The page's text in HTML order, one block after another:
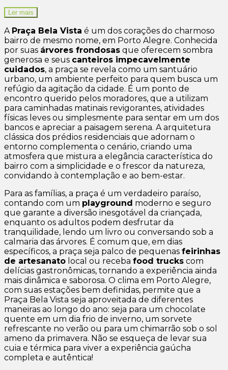
Ler mais
A Praça Bela Vista é um dos corações do charmoso
bairro de mesmo nome, em Porto Alegre. Conhecida
por suas árvores frondosas que oferecem sombra
generosa e seus canteiros impecavelmente
cuidados, a praça se revela como um santuário
urbano, um ambiente perfeito para quem busca um
refúgio da agitação da cidade. É um ponto de
encontro querido pelos moradores, que a utilizam
para caminhadas matinais revigorantes, atividades
físicas leves ou simplesmente para sentar em um dos
bancos e apreciar a paisagem serena. A arquitetura
clássica dos prédios residenciais que adornam o
entorno complementa o cenário, criando uma
atmosfera que mistura a elegância característica do
bairro com a simplicidade e o frescor da natureza,
convidando à contemplação e ao bem-estar.
Para as famílias, a praça é um verdadeiro paraíso,
contando com um playground moderno e seguro
que garante a diversão inesgotável da criançada,
enquanto os adultos podem desfrutar da
tranquilidade, lendo um livro ou conversando sob a
calmaria das árvores. É comum que, em dias
específicos, a praça seja palco de pequenas feirinhas
de artesanato local ou receba food trucks com
delícias gastronômicas, tornando a experiência ainda
mais dinâmica e saborosa. O clima em Porto Alegre,
com suas estações bem definidas, permite que a
Praça Bela Vista seja aproveitada de diferentes
maneiras ao longo do ano: seja para um chocolate
quente em um dia frio de inverno, um sorvete
refrescante no verão ou para um chimarrão sob o sol
ameno da primavera. Não se esqueça de levar sua
cuia e térmica para viver a experiência gaúcha
completa e autêntica!